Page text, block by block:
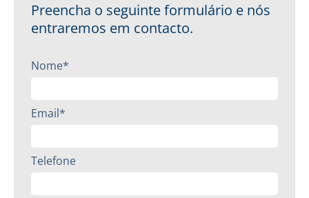
Preencha o seguinte formulário e nós
entraremos em contacto.
Nome*
Email*
Telefone